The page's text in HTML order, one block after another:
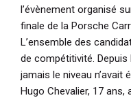
l’évènement organisé
finale de la Porsche
L’ensemble des
de compétitivité.
jamais le niveau n’avait
Hugo Chevalier, 17 ans,